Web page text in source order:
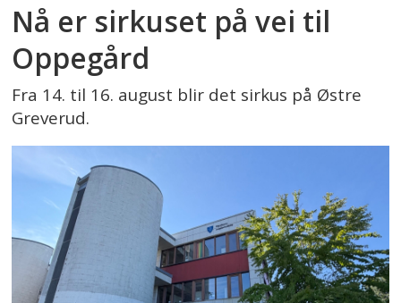
Nå er sirkuset på vei til
Oppegård
Fra 14. til 16. august blir det sirkus på Østre
Greverud.